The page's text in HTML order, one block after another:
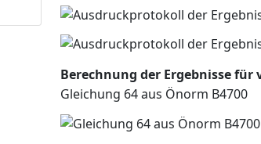
Berechnung der Ergebnisse für
Gleichung 64 aus Önorm B4700